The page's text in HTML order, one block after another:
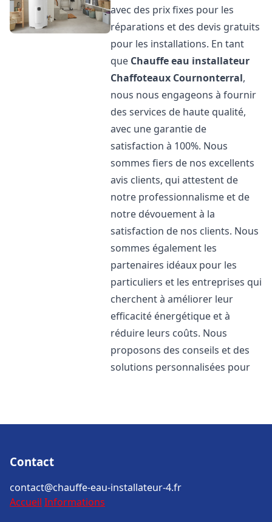
avec des prix fixes pour les
réparations et des devis gratuits
pour les installations. En tant
que Chauffe eau installateur
Chaffoteaux Cournonterral,
nous nous engageons à fournir
des services de haute qualité,
avec une garantie de
satisfaction à 100%. Nous
sommes fiers de nos excellents
avis clients, qui attestent de
notre professionnalisme et de
notre dévouement à la
satisfaction de nos clients. Nous
sommes également les
partenaires idéaux pour les
particuliers et les entreprises qui
cherchent à améliorer leur
efficacité énergétique et à
réduire leurs coûts. Nous
proposons des conseils et des
solutions personnalisées pour
Contact
contact@chauffe-eau-installateur-4.fr
Accueil Informations